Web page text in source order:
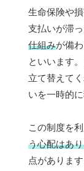
生命保険や
支払いが滞
仕組みが備
といいます
立て替えて
いを一時的
この制度を利
う心配はあ
点がありま